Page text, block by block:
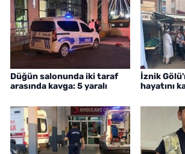
Düğün salonunda iki taraf
arasında kavga: 5 yaralı
İznik
hayatını